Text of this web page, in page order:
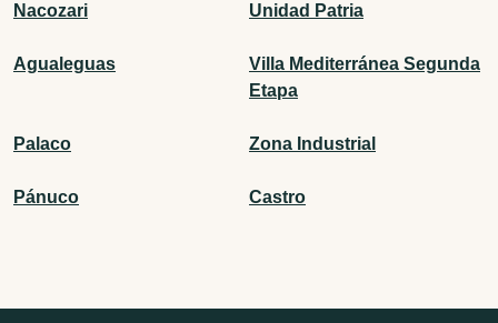
Nacozari Unidad Patria
Agualeguas
Villa Mediterránea Segunda
Etapa
Palaco Zona Industrial
Pánuco Castro